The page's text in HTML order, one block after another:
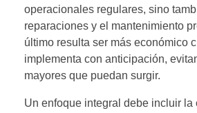
operacionales regulares, sino
reparaciones y el mantenimiento
último resulta ser más económico
implementa con anticipación,
mayores que puedan surgir.
Un enfoque integral debe incluir la